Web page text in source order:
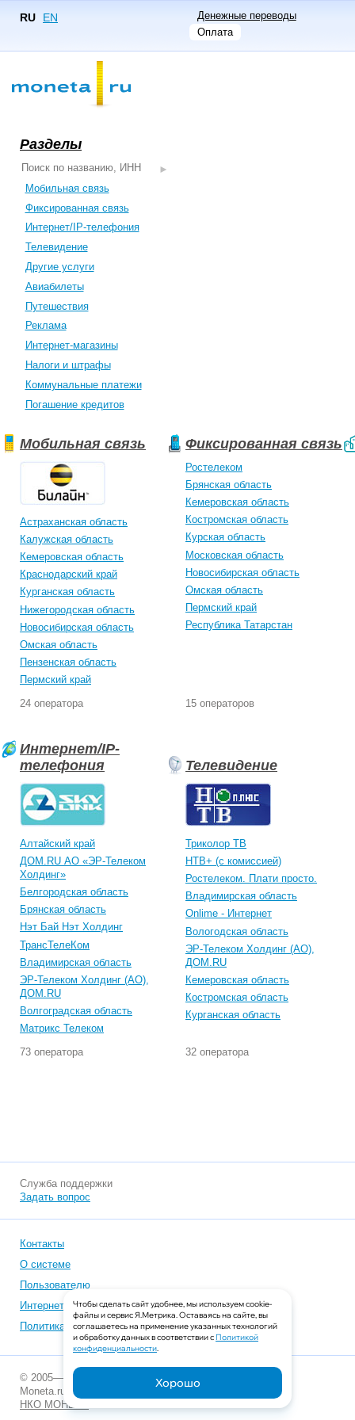
RU EN
Денежные переводы
Оплата
Разделы
Мобильная связь
Фиксированная связь
Интернет/IP-телефония
Телевидение
Другие услуги
Авиабилеты
Путешествия
Реклама
Интернет-магазины
Налоги и штрафы
Коммунальные платежи
Погашение кредитов
Мобильная связь Фиксированная связь
Астраханская область
Калужская область
Кемеровская область
Краснодарский край
Курганская область
Нижегородская область
Новосибирская область
Омская область
Пензенская область
Пермский край
Ростелеком
Брянская область
Кемеровская область
Костромская область
Курская область
Московская область
Новосибирская область
Омская область
Пермский край
Республика Татарстан
24 оператора 15 операторов
Интернет/IP-
телефония
Телевидение
Алтайский край
ДОМ.RU АО «ЭР-Телеком
Холдинг»
Белгородская область
Брянская область
Нэт Бай Нэт Холдинг
ТрансТелеКом
Владимирская область
ЭР-Телеком Холдинг (АО),
ДОМ.RU
Волгоградская область
Матрикс Телеком
Триколор ТВ
НТВ+ (с комиссией)
Ростелеком. Плати просто.
Владимирская область
Onlime - Интернет
Вологодская область
ЭР-Телеком Холдинг (АО),
ДОМ.RU
Кемеровская область
Костромская область
Курганская область
73 оператора 32 оператора
© 2005—2026
Moneta.ru
НКО МОНЕТА
Служба поддержки
Задать вопрос
Контакты
О системе
Пользователю
Интернет-магазинам
Политика конфиденциальности
Чтобы сделать сайт удобнее, мы используем cookie-
файлы и сервис Я.Метрика. Оставаясь на сайте, вы
соглашаетесь на применение указанных технологий
и обработку данных в соответствии с Политикой
конфиденциальности.
Хорошо